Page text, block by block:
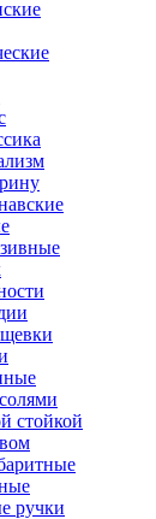
стойкой
ручки